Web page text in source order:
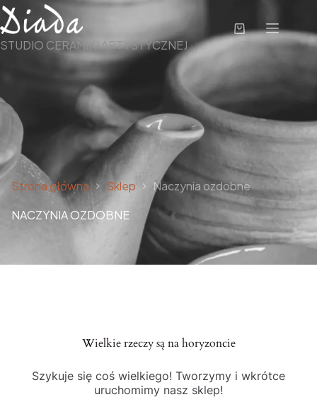
STUDIO CERAMIKI ARTYSTYCZNEJ
Strona główna Sklep
Naczynia ozdobne
NACZYNIA OZDOBNE
Wielkie rzeczy są na horyzoncie
Szykuje się coś wielkiego! Tworzymy i wkrótce
uruchomimy nasz sklep!